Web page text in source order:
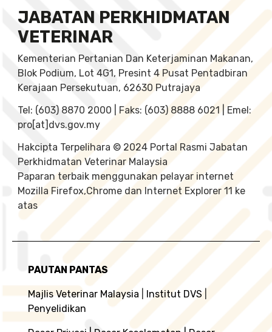
JABATAN PERKHIDMATAN
VETERINAR
Kementerian Pertanian Dan Keterjaminan Makanan,
Blok Podium, Lot 4G1, Presint 4 Pusat Pentadbiran
Kerajaan Persekutuan, 62630 Putrajaya
Tel: (603) 8870 2000 | Faks: (603) 8888 6021 | Emel:
pro[at]dvs.gov.my
Hakcipta Terpelihara © 2024 Portal Rasmi Jabatan
Perkhidmatan Veterinar Malaysia
Paparan terbaik menggunakan pelayar internet
Mozilla Firefox,Chrome dan Internet Explorer 11 ke
atas
PAUTAN PANTAS
Majlis Veterinar Malaysia Institut DVS
Penyelidikan